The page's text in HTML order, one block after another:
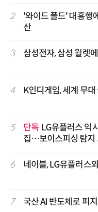
2
'와이드 폴드' 대흥행
산
3 삼성전자, 삼성 월렛
4 K인디게임, 세계 무대
5 단독 LG유플러스 익
집…보이스피싱 탐지
6 네이블, LG유플러스
7 국산 AI 반도체로 피